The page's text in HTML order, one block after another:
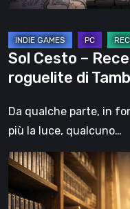
di
Sol Cesto –
roguelite di
Da qualche parte, in
più la luce, qualcuno…
Il
futuro
del